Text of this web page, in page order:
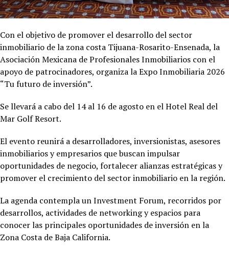
Con el objetivo de promover el desarrollo del sector
inmobiliario de la zona costa Tijuana-Rosarito-Ensenada, la
Asociación Mexicana de Profesionales Inmobiliarios con el
apoyo de patrocinadores, organiza la Expo Inmobiliaria 2026
“Tu futuro de inversión”.
Se llevará a cabo del 14 al 16 de agosto en el HotelReal del
Mar Golf Resort.
El evento reunirá a desarrolladores, inversionistas, asesores
inmobiliarios y empresarios que buscan impulsar
oportunidades de negocio, fortalecer alianzas estratégicas y
promover el crecimiento del sector inmobiliario en la región.
La agenda contempla un Investment Forum, recorridos por
desarrollos, actividades de networking y espacios para
conocer las principales oportunidades de inversión en la
Zona Costa de Baja California.